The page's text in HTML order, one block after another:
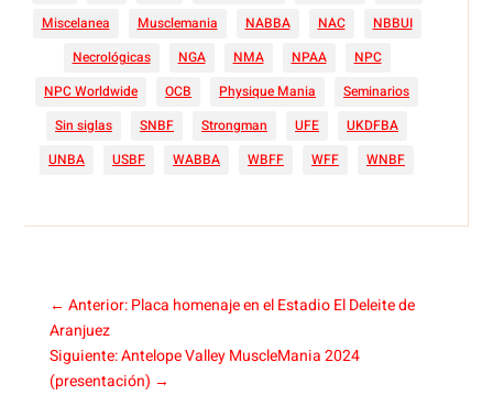
Miscelanea
Musclemania NABBA NAC
NBBUI
Necrológicas
NGA NMA NPAA
NPC
NPC Worldwide
OCB Physique Mania
Seminarios
Sin siglas
SNBF Strongman UFE
UKDFBA
UNBA
USBF WABBA WBFF WFF WNBF
← Anterior: Placa homenaje en el Estadio El Deleite de
Aranjuez
Siguiente: Antelope Valley MuscleMania 2024
(presentación) →